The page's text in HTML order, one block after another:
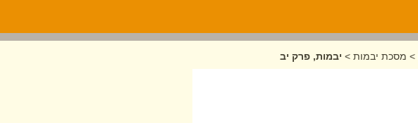
> מסכת יבמות > יבמות, פרק יב